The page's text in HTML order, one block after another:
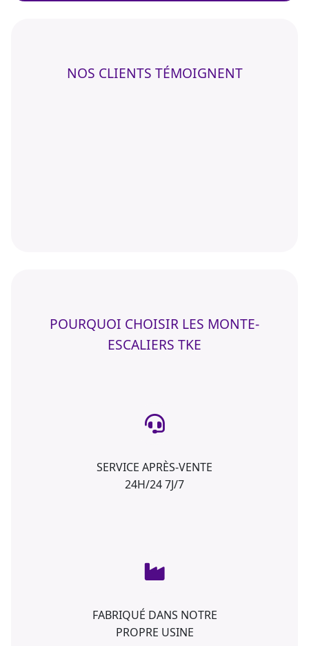
NOS CLIENTS TÉMOIGNENT
POURQUOI CHOISIR LES MONTE-
ESCALIERS TKE
SERVICE APRÈS-VENTE
24H/24 7J/7
FABRIQUÉ DANS NOTRE
PROPRE USINE